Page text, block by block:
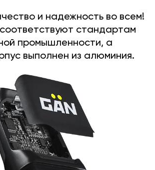
и надежность во всем!
стандартам
промышленности, а
выполнен из алюминия.